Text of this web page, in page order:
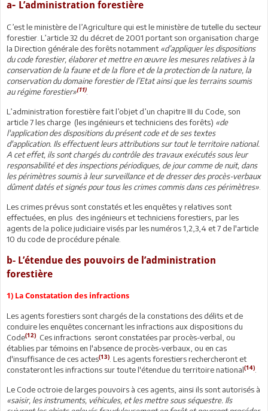
a- L’administration forestière
C’est le ministère de l’Agriculture qui est le ministère de tutelle du secteur
forestier. L’article 32 du décret de 2001 portant son organisation charge
la Direction générale des forêts notamment«d’appliquer les dispositions
du code forestier, élaborer et mettre en œuvre les mesures relatives à la
conservation de la faune et de la flore et de la protection de la nature, la
conservation du domaine forestier de l’Etat ainsi que les terrains soumis
au régime forestier»(11).
L’administration forestière fait l’objet d’un chapitre III du Code, son
article 7 les charge (les ingénieurs et techniciens des forêts) «de
l'application des dispositions du présent code et de ses textes
d'application. Ils effectuent leurs attributions sur tout le territoire national.
A cet effet, ils sont chargés du contrôle des travaux exécutés sous leur
responsabilité et des inspections périodiques, de jour comme de nuit, dans
les périmètres soumis à leur surveillance et de dresser des procès-verbaux
dûment datés et signés pour tous les crimes commis dans ces périmètres»
Les crimes prévus sont constatés et les enquêtes y relatives sont
effectuées, en plus des ingénieurs et techniciens forestiers, par les
agents de la police judiciaire visés par les numéros 1,2,3,4 et 7 de l'article
10 du code de procédure pénale.
b- L’étendue des pouvoirs de l’administration
forestière
1) La Constatation des infractions
Les agents forestiers sont chargés de la constations des délits et de
conduire les enquêtes concernant les infractions aux dispositions du
Code(12)
. Ces infractions seront constatées par procès-verbal, ou
établies par témoins en l'absence de procès-verbaux, ou en cas
d'insuffisance de ces actes(13) . Les agents forestiers rechercheront et
constateront les infractions sur toute l'étendue du territoire national(14)
Le Code octroie de larges pouvoirs à ces agents, ainsi ils sont autorisés à
«saisir, les instruments, véhicules, et les mettre sous séquestre. Ils